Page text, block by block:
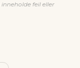
feil eller